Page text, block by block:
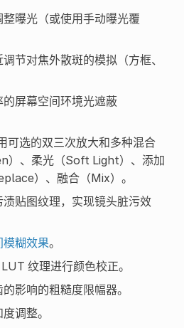
曝光（或使用手动曝光覆
节对焦外散斑的模拟（方框、
屏幕空间环境光遮蔽
可选的双三次放大和多种混合
）、柔光（Soft Light）、添加
）、融合（Mix）。
贴图纹理，实现镜头脏污效
糊效果。
纹理进行颜色校正。
影响的粗糙度限幅器。
调整。